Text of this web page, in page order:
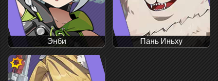
Энби Пань Иньху